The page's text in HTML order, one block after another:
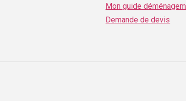
Mon guide
Demande de devis